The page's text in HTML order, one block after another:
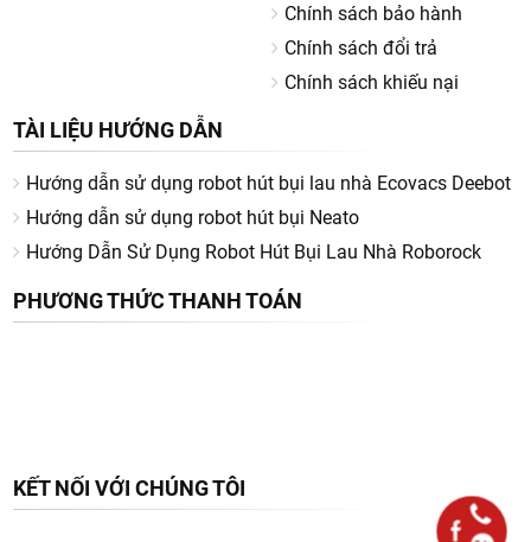
Chính sách bảo hành
Chính sách đổi trả
Chính sách khiếu nại
TÀI LIỆU HƯỚNG DẪN
Hướng dẫn sử dụng robot hút bụi lau nhà Ecovacs Deebot
Hướng dẫn sử dụng robot hút bụi Neato
Hướng Dẫn Sử Dụng Robot Hút Bụi Lau Nhà Roborock
PHƯƠNG THỨC THANH TOÁN
KẾT NỐI VỚI CHÚNG TÔI